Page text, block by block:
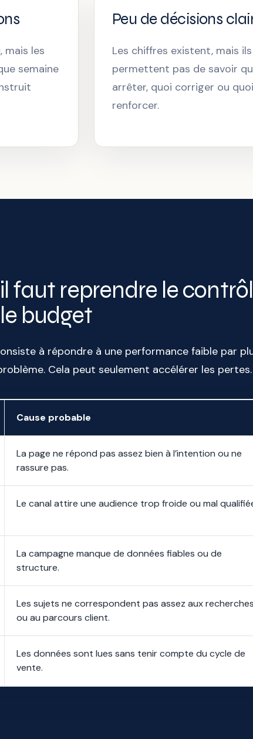
mais les
semaine
Peu de décisions
Les chiffres existent, mais
permettent pas de savoir
arrêter, quoi corriger ou quoi
renforcer.
faut reprendre le
budget
à répondre à une performance faible par
Cela peut seulement accélérer les pertes.
Cause probable
La page ne répond pas assez bien à l’intention ou ne
rassure pas.
Le canal attire une audience trop froide ou mal
La campagne manque de données fiables ou de
structure.
Les sujets ne correspondent pas assez aux recherches
ou au parcours client.
Les données sont lues sans tenir compte du cycle de
vente.